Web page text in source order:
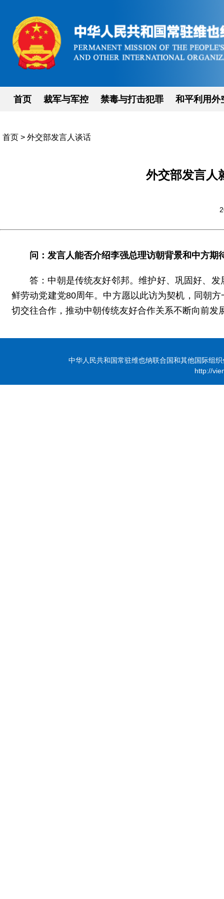
首页 裁军与军控 禁毒与打击犯罪 和平利用外
首页 > 外交部发言人谈话
外交部发言人
问：发言人能否介绍李强总理访朝背景和中方期
答：中朝是传统友好邻邦。维护好、巩固好、
鲜劳动党建党80周年。中方愿以此访为契机，同朝
切交往合作，推动中朝传统友好合作关系不断向前发
中华人民共和国常驻维也纳联合国和其他国际组
http://